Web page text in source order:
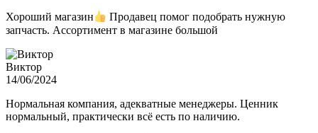
Хороший магазин
Продавец помог подобрать нужную
запчасть. Ассортимент в магазине большой
Виктор
14/06/2024
Нормальная компания, адекватные менеджеры. Ценник
нормальный, практически всё есть по наличию.